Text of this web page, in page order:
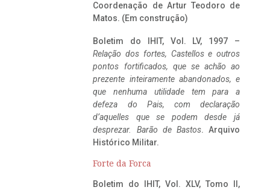
Coordenação de Artur Teodoro de
Matos. (Em construção)
Boletim do IHIT, Vol. LV, 1997 –
Relação dos fortes, Castellos e outros
pontos fortificados, que se achão ao
prezente inteiramente abandonados, e
que nenhuma utilidade tem para a
defeza do Pais, com declaração
d’aquelles que se podem desde já
desprezar. Barão de Bastos. Arquivo
Histórico Militar.
Forte da Forca
Boletim do IHIT, Vol. XLV, Tomo II,